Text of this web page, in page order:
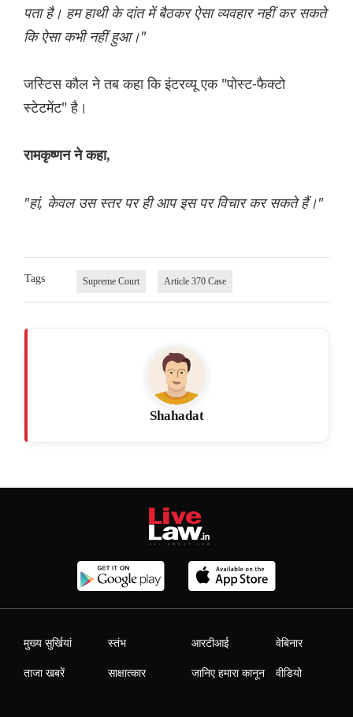
पता है। हम हाथी के दांत में बैठकर ऐसा व्यवहार नहीं कर सकते
कि ऐसा कभी नहीं हुआ।"
जस्टिस कौल ने तब कहा कि इंटरव्यू एक "पोस्ट-फैक्टो
स्टेटमेंट" है।
रामकृष्णन ने कहा,
"हां, केवल उस स्तर पर ही आप इस पर विचार कर सकते हैं।"
Tags Supreme Court Article 370 Case
Shahadat
मुख्य सुर्खियां
ताजा खबरें
स्तंभ
साक्षात्कार
आरटीआई
जानिए हमारा कानून
वेबिनार
वीडियो